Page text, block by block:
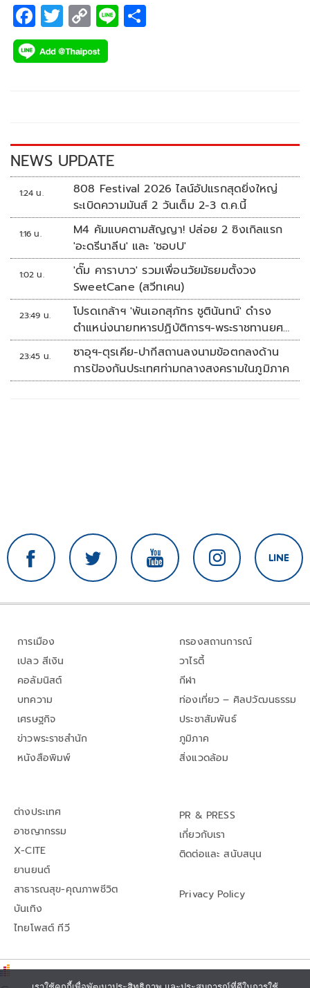
F
ac
e
k
T
wi
tt
C
o
p
k
Li
NEWS UPDATE
1:24 น.
808 Festival 2026 ไลน์อัปแรกสุดยิ่งใหญ่
ระเบิดความมันส์ 2 วันเต็ม 2-3 ต.ค.นี้
1:16 น.
M4 คัมแบคตามสัญญา! ปล่อย 2 ซิงเกิลแรก
'อะดรีนาลีน' และ 'ชอบU'
1:02 น.
'ดั๊ม คาราบาว' รวมเพื่อนวัยมัธยมตั้งวง
SweetCane (สวีทเคน)
23:49 น.
โปรดเกล้าฯ 'พันเอกสุภัทร ชูตินันทน์' ดำรง
ตำแหน่งนายทหารปฏิบัติการฯ-พระราชทานยศ
'พลตรี'
23:45 น.
ซาอุฯ-ตุรเคีย-ปากีสถานลงนามข้อตกลงด้าน
การป้องกันประเทศท่ามกลางสงครามในภูมิภาค
การเมือง
เปลว สีเงิน
คอลัมนิสต์
บทความ
เศรษฐกิจ
ข่าวพระราชสำนัก
หนังสือพิมพ์
กรองสถานการณ์
วาไรตี้
กีฬา
ท่องเที่ยว – ศิลปวัฒนธรรม
ประชาสัมพันธ์
ภูมิภาค
สิ่งแวดล้อม
ต่างประเทศ
อาชญากรรม
X-CITE
ยานยนต์
สาธารณสุข-คุณภาพชีวิต
บันเทิง
ไทยโพสต์ ทีวี
PR & PRESS
เกี่ยวกับเรา
ติดต่อและ สนับสนุน
Privacy Policy